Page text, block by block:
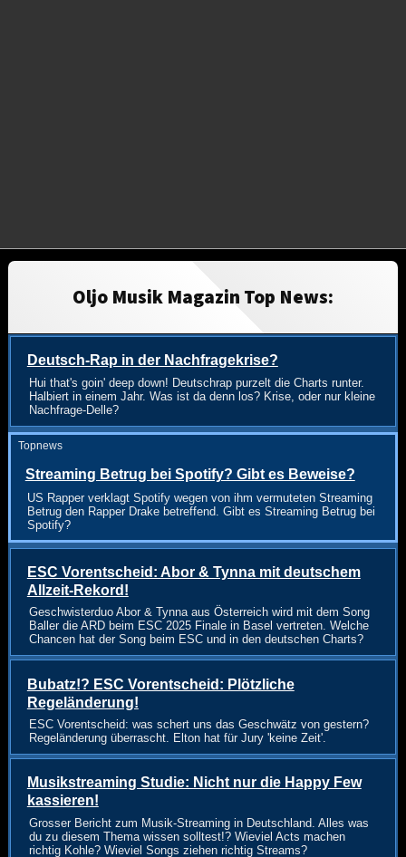
Oljo Musik Magazin Top News:
Deutsch-Rap in der Nachfragekrise?
Hui that's goin' deep down! Deutschrap purzelt die Charts runter.
Halbiert in einem Jahr. Was ist da denn los? Krise, oder nur kleine
Nachfrage-Delle?
Topnews
Streaming Betrug bei Spotify? Gibt es Beweise?
US Rapper verklagt Spotify wegen von ihm vermuteten Streaming
Betrug den Rapper Drake betreffend. Gibt es Streaming Betrug bei
Spotify?
ESC Vorentscheid: Abor & Tynna mit deutschem
Allzeit-Rekord!
Geschwisterduo Abor & Tynna aus Österreich wird mit dem Song
Baller die ARD beim ESC 2025 Finale in Basel vertreten. Welche
Chancen hat der Song beim ESC und in den deutschen Charts?
Bubatz!? ESC Vorentscheid: Plötzliche
Regeländerung!
ESC Vorentscheid: was schert uns das Geschwätz von gestern?
Regeländerung überrascht. Elton hat für Jury 'keine Zeit'.
Musikstreaming Studie: Nicht nur die Happy Few
kassieren!
Grosser Bericht zum Musik-Streaming in Deutschland. Alles was
du zu diesem Thema wissen solltest!? Wieviel Acts machen
richtig Kohle? Wieviel Songs ziehen richtig Streams?